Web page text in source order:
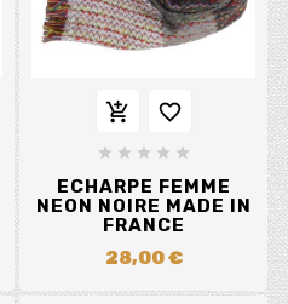
 
    
ECHARPE FEMME
NEON NOIRE MADE IN
FRANCE
28,00 €